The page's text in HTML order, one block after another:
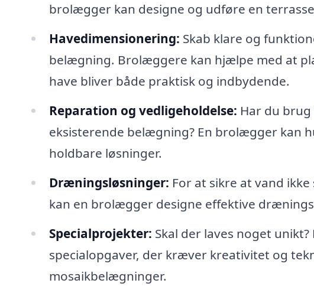
brolægger kan designe og udføre en
Havedimensionering: Skab klare og
belægning. Brolæggere kan hjælpe med at
have bliver både praktisk og indbydende.
Reparation og vedligeholdelse: Har du
eksisterende belægning? En brolægger kan
holdbare løsninger.
Dræningsløsninger: For at sikre at vand
kan en brolægger designe effektive
Specialprojekter: Skal der laves noget
specialopgaver, der kræver kreativitet og
mosaikbelægninger.